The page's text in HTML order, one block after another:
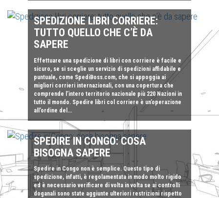
SPEDIZIONE LIBRI CORRIERE:
TUTTO QUELLO CHE C’È DA
SAPERE
Effettuare una spedizione di libri con corriere è facile e
sicuro, se si sceglie un servizio di spedizioni affidabile e
puntuale, come SpediBoss.com, che si appoggia ai
migliori corrieri internazionali, con una copertura che
comprende l’intero territorio nazionale più 220 Nazioni in
tutto il mondo. Spedire libri col corriere è un’operazione
all’ordine del...
SPEDIRE IN CONGO: COSA
BISOGNA SAPERE
Spedire in Congo non è semplice. Questo tipo di
spedizione, infatti, è regolamentata in modo molto rigido
ed è necessario verificare di volta in volta se ai controlli
doganali sono state aggiunte ulteriori restrizioni rispetto